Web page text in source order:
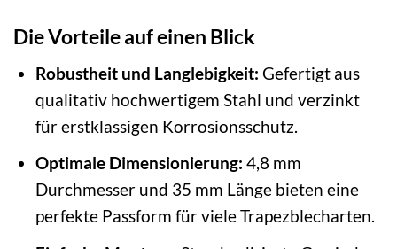
Die Vorteile auf einen Blick
Robustheit und Langlebigkeit: Gefertigt aus
qualitativ hochwertigem Stahl und verzinkt
für erstklassigen Korrosionsschutz.
Optimale Dimensionierung: 4,8 mm
Durchmesser und 35 mm Länge bieten eine
perfekte Passform für viele Trapezblecharten.